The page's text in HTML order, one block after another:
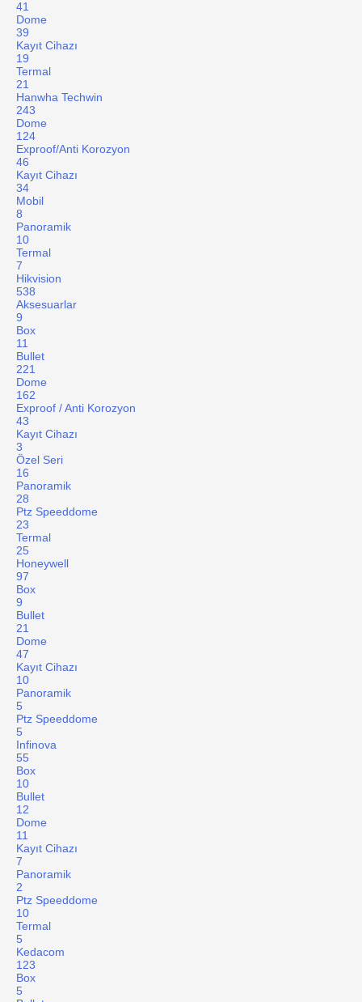
41
Dome
39
Kayıt Cihazı
19
Termal
21
Hanwha Techwin
243
Dome
124
Exproof/Anti Korozyon
46
Kayıt Cihazı
34
Mobil
8
Panoramik
10
Termal
7
Hikvision
538
Aksesuarlar
9
Box
11
Bullet
221
Dome
162
Exproof / Anti Korozyon
43
Kayıt Cihazı
3
Özel Seri
16
Panoramik
28
Ptz Speeddome
23
Termal
25
Honeywell
97
Box
9
Bullet
21
Dome
47
Kayıt Cihazı
10
Panoramik
5
Ptz Speeddome
5
Infinova
55
Box
10
Bullet
12
Dome
11
Kayıt Cihazı
7
Panoramik
2
Ptz Speeddome
10
Termal
5
Kedacom
123
Box
5